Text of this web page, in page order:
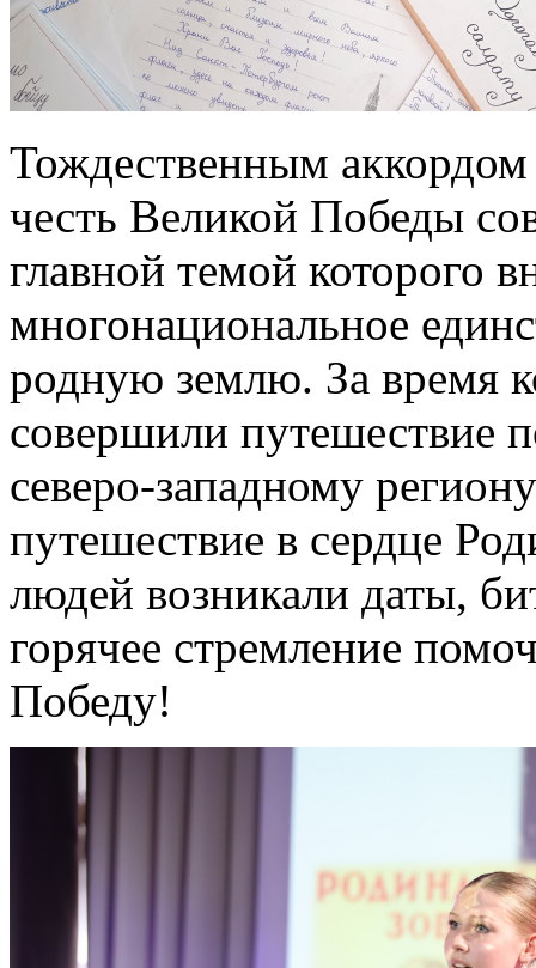
Тождественным
честь Великой Победы
главной темой которого
многонациональное
родную землю. За время
совершили путешествие
северо-западному
путешествие в сердце
людей возникали даты,
горячее стремление
Победу!